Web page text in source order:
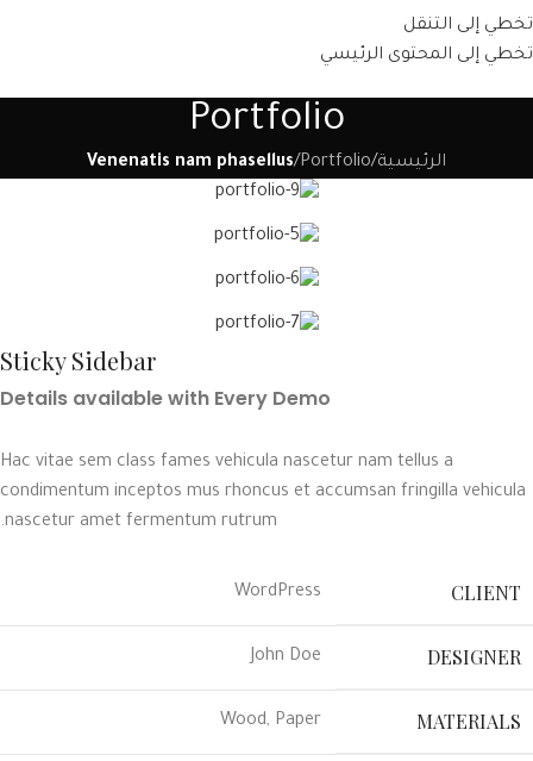
تخطي إلى التنقل
تخطي إلى المحتوى الرئيسي
Portfolio
الرئيسية/
Portfolio
/
Venenatis nam phasellus
Sticky Sidebar
Details available with Every Demo
Hac vitae sem class fames vehicula nascetur nam tellus a
condimentum inceptos mus rhoncus et accumsan fringilla vehicula
nascetur amet fermentum rutrum.
CLIENT
WordPress
DESIGNER
John Doe
MATERIALS
Wood, Paper